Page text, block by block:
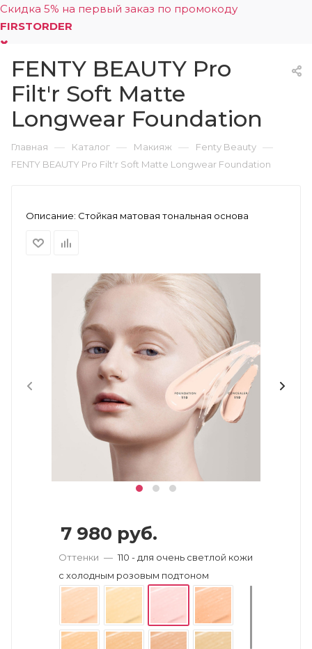
Скидка 5% на первый заказ по промокоду
FIRSTORDER
0
FENTY BEAUTY Pro
Filt'r Soft Matte
Longwear Foundation
Главная — Каталог — Макияж — Fenty Beauty —
FENTY BEAUTY Pro Filt'r Soft Matte Longwear Foundation
Описание: Стойкая матовая тональная основа
7 980 руб.
Оттенки — 110 - для очень светлой кожи
с холодным розовым подтоном